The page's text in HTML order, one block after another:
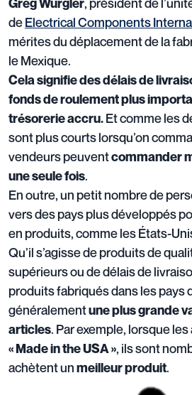
Greg Wurgler
deElectrical Components
mérites du déplacement de la
le Mexique.
Cela signifie des délais de
fonds de roulement plus
trésorerie accru.Et comme les
sont plus courts lorsqu’on
vendeurs peuventcommander
une seule fois.
En outre, un petit nombre de
vers des pays plus développés
en produits, comme les États-
Qu’il s’agisse de produits de
supérieurs ou de délais de
produits fabriqués dans les pays
généralementune plus grande
articles. Par exemple, lorsque
« Made in the USA », ils sont
achètent unmeilleur produit.